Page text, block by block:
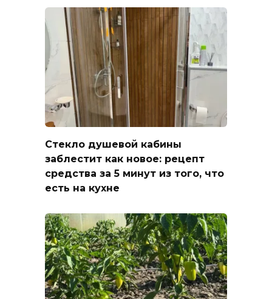
Стекло душевой кабины
заблестит как новое: рецепт
средства за 5 минут из того, что
есть на кухне